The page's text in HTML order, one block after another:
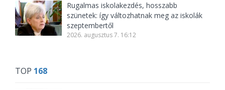
Rugalmas iskolakezdés, hosszabb
szünetek: így változhatnak meg az iskolák
szeptembertől
2026. augusztus 7. 16:12
TOP 168